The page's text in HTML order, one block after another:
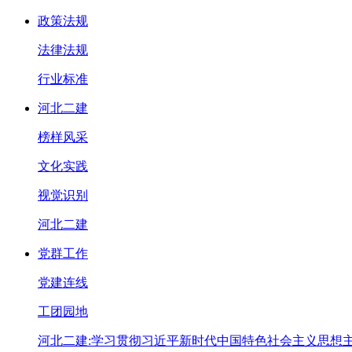
政策法规
法律法规
行业标准
河北二建
榜样风采
文化实践
视觉识别
河北二建
党群工作
党建连线
工团园地
河北二建:学习贯彻习近平新时代中国特色社会主义思想